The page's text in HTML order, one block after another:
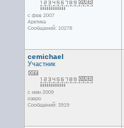
с фев 2007
Арктика
Сообщений: 10278
cemichael
Участник
с июн 2009
озеро
Сообщений: 3919